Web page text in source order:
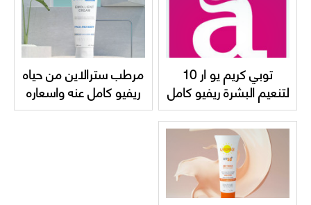
توبي كريم يو ار 10
لتنعيم البشرة ريفيو كامل
عنه Topicrem UR-10
Anti-Roughness
مرطب سترالاين من حياه
ريفيو كامل عنه واسعاره
hayah Straline